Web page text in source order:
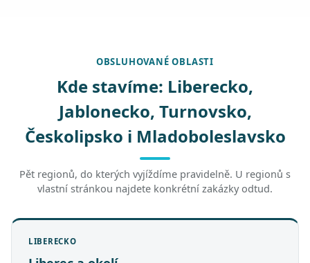
OBSLUHOVANÉ OBLASTI
Kde stavíme: Liberecko,
Jablonecko, Turnovsko,
Českolipsko i Mladoboleslavsko
Pět regionů, do kterých vyjíždíme pravidelně. U regionů s
vlastní stránkou najdete konkrétní zakázky odtud.
LIBERECKO